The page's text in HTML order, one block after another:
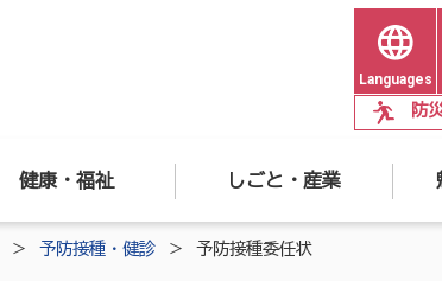
Languages
防
健康・福祉 しごと・産業
予防接種・健診 予防接種委任状